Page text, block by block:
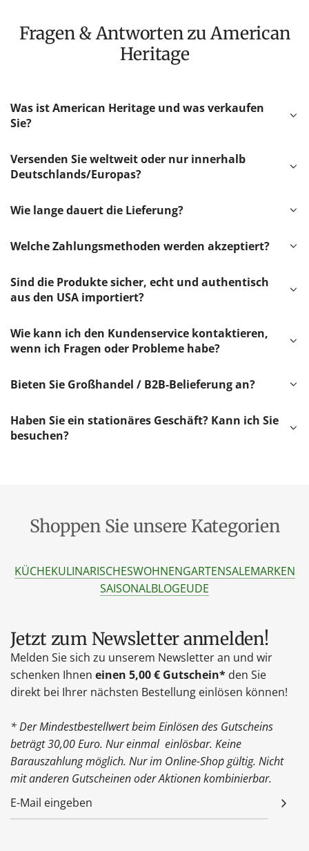
Fragen & Antworten zu American
Heritage
Was ist American Heritage und was verkaufen
Sie?
Versenden Sie weltweit oder nur innerhalb
Deutschlands/Europas?
Wie lange dauert die Lieferung?
Welche Zahlungsmethoden werden akzeptiert?
Sind die Produkte sicher, echt und authentisch
aus den USA importiert?
Wie kann ich den Kundenservice kontaktieren,
wenn ich Fragen oder Probleme habe?
Bieten Sie Großhandel / B2B-Belieferung an?
Haben Sie ein stationäres Geschäft? Kann ich Sie
besuchen?
Shoppen Sie unsere Kategorien
KÜCHEKULINARISCHESWOHNENGARTENSALEMARKEN
SAISONALBLOGEUDE
Jetzt zum Newsletter anmelden!
Melden Sie sich zu unserem Newsletter an und wir
schenken Ihnen einen 5,00 € Gutschein* den Sie
direkt bei Ihrer nächsten Bestellung einlösen können!
* Der Mindestbestellwert beim Einlösen des Gutscheins
beträgt 30,00 Euro. Nur einmal einlösbar. Keine
Barauszahlung möglich. Nur im Online-Shop gültig. Nicht
mit anderen Gutscheinen oder Aktionen kombinierbar.